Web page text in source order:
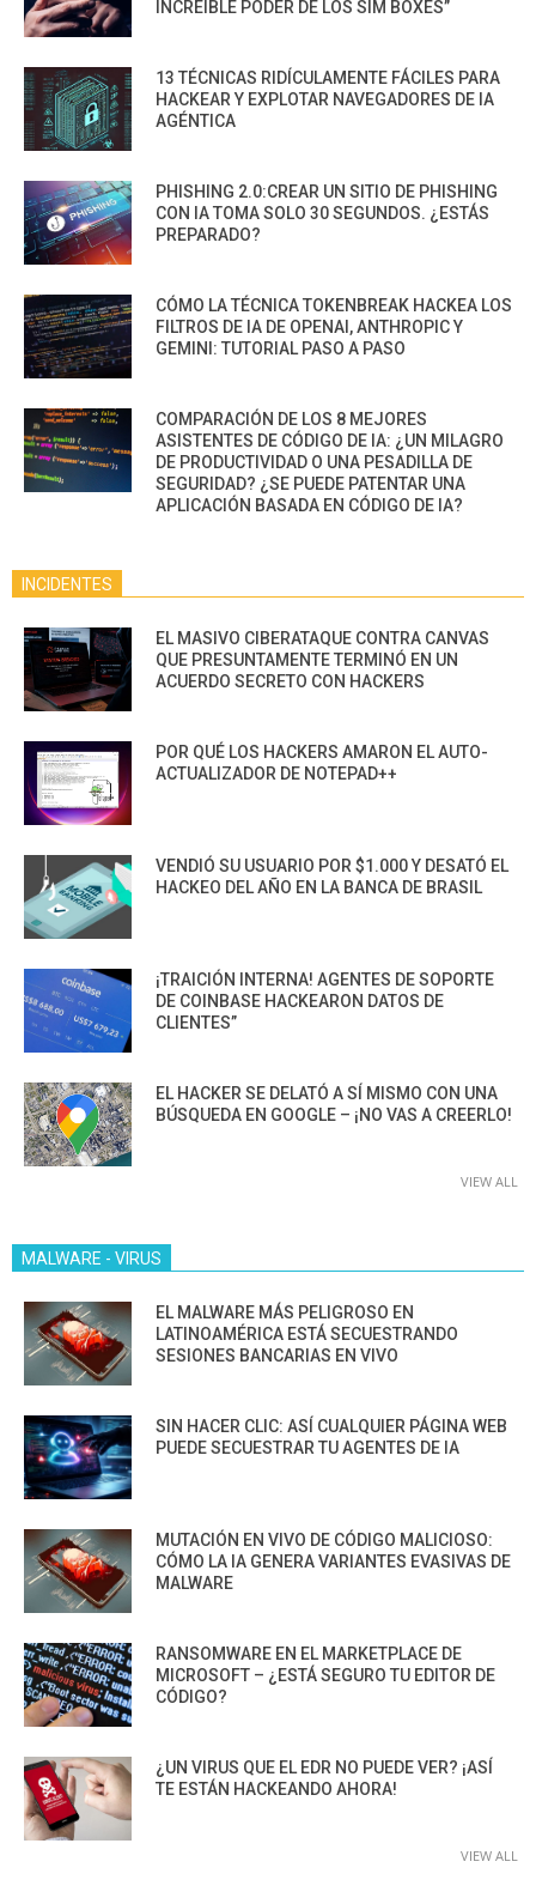
INCREÍBLE PODER DE LOS SIM BOXES”
13 TÉCNICAS RIDÍCULAMENTE FÁCILES PARA
HACKEAR Y EXPLOTAR NAVEGADORES DE IA
AGÉNTICA
PHISHING 2.0:CREAR UN SITIO DE PHISHING
CON IA TOMA SOLO 30 SEGUNDOS. ¿ESTÁS
PREPARADO?
CÓMO LA TÉCNICA TOKENBREAK HACKEA LOS
FILTROS DE IA DE OPENAI, ANTHROPIC Y
GEMINI: TUTORIAL PASO A PASO
COMPARACIÓN DE LOS 8 MEJORES
ASISTENTES DE CÓDIGO DE IA: ¿UN MILAGRO
DE PRODUCTIVIDAD O UNA PESADILLA DE
SEGURIDAD? ¿SE PUEDE PATENTAR UNA
APLICACIÓN BASADA EN CÓDIGO DE IA?
INCIDENTES
EL MASIVO CIBERATAQUE CONTRA CANVAS
QUE PRESUNTAMENTE TERMINÓ EN UN
ACUERDO SECRETO CON HACKERS
POR QUÉ LOS HACKERS AMARON EL AUTO-
ACTUALIZADOR DE NOTEPAD++
VENDIÓ SU USUARIO POR $1.000 Y DESATÓ EL
HACKEO DEL AÑO EN LA BANCA DE BRASIL
¡TRAICIÓN INTERNA! AGENTES DE SOPORTE
DE COINBASE HACKEARON DATOS DE
CLIENTES”
EL HACKER SE DELATÓ A SÍ MISMO CON UNA
BÚSQUEDA EN GOOGLE – ¡NO VAS A CREERLO!
VIEW ALL
MALWARE - VIRUS
EL MALWARE MÁS PELIGROSO EN
LATINOAMÉRICA ESTÁ SECUESTRANDO
SESIONES BANCARIAS EN VIVO
SIN HACER CLIC: ASÍ CUALQUIER PÁGINA WEB
PUEDE SECUESTRAR TU AGENTES DE IA
MUTACIÓN EN VIVO DE CÓDIGO MALICIOSO:
CÓMO LA IA GENERA VARIANTES EVASIVAS DE
MALWARE
RANSOMWARE EN EL MARKETPLACE DE
MICROSOFT – ¿ESTÁ SEGURO TU EDITOR DE
CÓDIGO?
¿UN VIRUS QUE EL EDR NO PUEDE VER? ¡ASÍ
TE ESTÁN HACKEANDO AHORA!
VIEW ALL